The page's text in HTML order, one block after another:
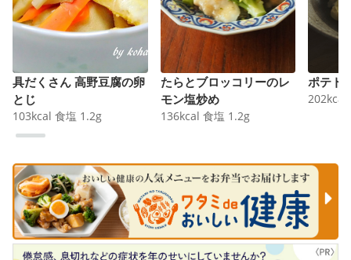
具だくさん 高野豆腐の卵
とじ
103kcal 食塩 1.2g
たらとブロッコリーのレ
モン塩炒め
136kcal 食塩 1.2g
ポテト
202kcal